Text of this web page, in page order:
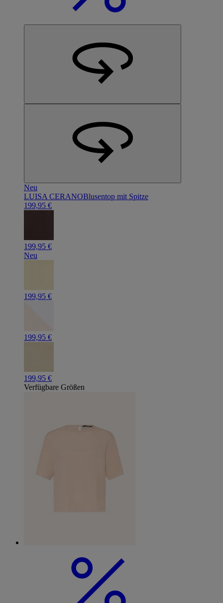
Neu
LUISA CERANOBlusentop mit Spitze
199,95 €
199,95 €
Neu
199,95 €
199,95 €
199,95 €
Verfügbare Größen